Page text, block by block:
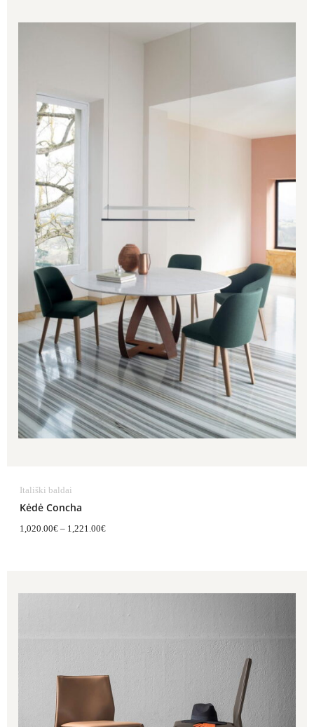
Itališki baldai
Kėdė Concha
1,020.00€ – 1,221.00€
1,020.00€